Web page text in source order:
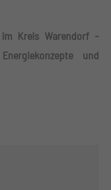
Kreis Warendorf –
und